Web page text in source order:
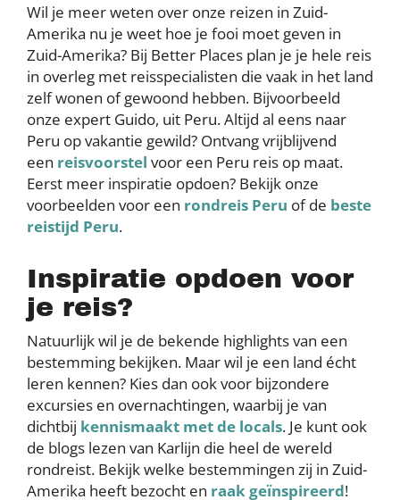
Wil je meer weten over onze reizen in Zuid-
Amerika nu je weet hoe je fooi moet geven in
Zuid-Amerika? Bij Better Places plan je je hele reis
in overleg met reisspecialisten die vaak in het land
zelf wonen of gewoond hebben. Bijvoorbeeld
onze expert Guido, uit Peru. Altijd al eens naar
Peru op vakantie gewild? Ontvang vrijblijvend
een reisvoorstel voor een Peru reis op maat.
Eerst meer inspiratie opdoen? Bekijk onze
voorbeelden voor een rondreis Peru of de beste
reistijd Peru.
Inspiratie opdoen voor
je reis?
Natuurlijk wil je de bekende highlights van een
bestemming bekijken. Maar wil je een land écht
leren kennen? Kies dan ook voor bijzondere
excursies en overnachtingen, waarbij je van
dichtbij kennismaakt met de locals. Je kunt ook
de blogs lezen van Karlijn die heel de wereld
rondreist. Bekijk welke bestemmingen zij in Zuid-
Amerika heeft bezocht en raak geïnspireerd!